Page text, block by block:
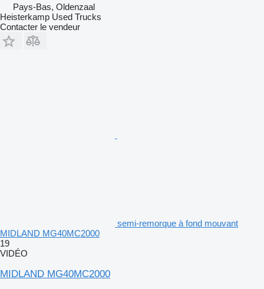
Pays-Bas, Oldenzaal
Heisterkamp Used Trucks
Contacter le vendeur
semi-remorque à fond mouvant
MIDLAND MG40MC2000
19
VIDÉO
MIDLAND MG40MC2000